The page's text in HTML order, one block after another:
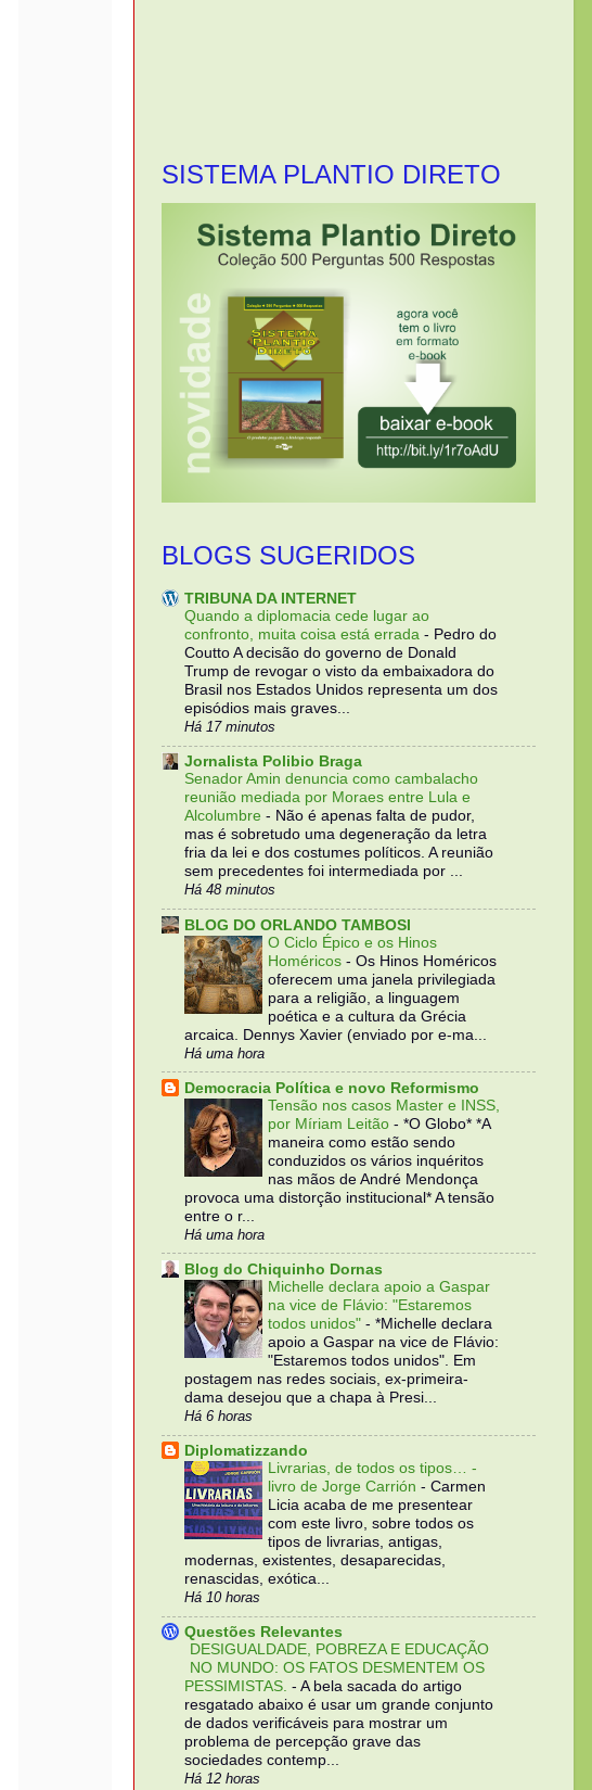
SISTEMA PLANTIO DIRETO
BLOGS SUGERIDOS
TRIBUNA DA INTERNET
Quando a diplomacia cede lugar ao
confronto, muita coisa está errada - Pedro do
Coutto A decisão do governo de Donald
Trump de revogar o visto da embaixadora do
Brasil nos Estados Unidos representa um dos
episódios mais graves...
Há 17 minutos
Jornalista Polibio Braga
Senador Amin denuncia como cambalacho
reunião mediada por Moraes entre Lula e
Alcolumbre - Não é apenas falta de pudor,
mas é sobretudo uma degeneração da letra
fria da lei e dos costumes políticos. A reunião
sem precedentes foi intermediada por ...
Há 48 minutos
BLOG DO ORLANDO TAMBOSI
O Ciclo Épico e os Hinos
Homéricos - Os Hinos Homéricos
oferecem uma janela privilegiada
para a religião, a linguagem
poética e a cultura da Grécia
arcaica. Dennys Xavier (enviado por e-ma...
Há uma hora
Democracia Política e novo Reformismo
Tensão nos casos Master e INSS,
por Míriam Leitão - *O Globo* *A
maneira como estão sendo
conduzidos os vários inquéritos
nas mãos de André Mendonça
provoca uma distorção institucional* A tensão
entre o r...
Há uma hora
Blog do Chiquinho Dornas
Michelle declara apoio a Gaspar
na vice de Flávio: "Estaremos
todos unidos" - *Michelle declara
apoio a Gaspar na vice de Flávio:
"Estaremos todos unidos". Em
postagem nas redes sociais, ex-primeira-
dama desejou que a chapa à Presi...
Há 6 horas
Diplomatizzando
Livrarias, de todos os tipos… -
livro de Jorge Carrión - Carmen
Licia acaba de me presentear
com este livro, sobre todos os
tipos de livrarias, antigas,
modernas, existentes, desaparecidas,
renascidas, exótica...
Há 10 horas
Questões Relevantes
DESIGUALDADE, POBREZA E EDUCAÇÃO
NO MUNDO: OS FATOS DESMENTEM OS
PESSIMISTAS. - A bela sacada do artigo
resgatado abaixo é usar um grande conjunto
de dados verificáveis para mostrar um
problema de percepção grave das
sociedades contemp...
Há 12 horas